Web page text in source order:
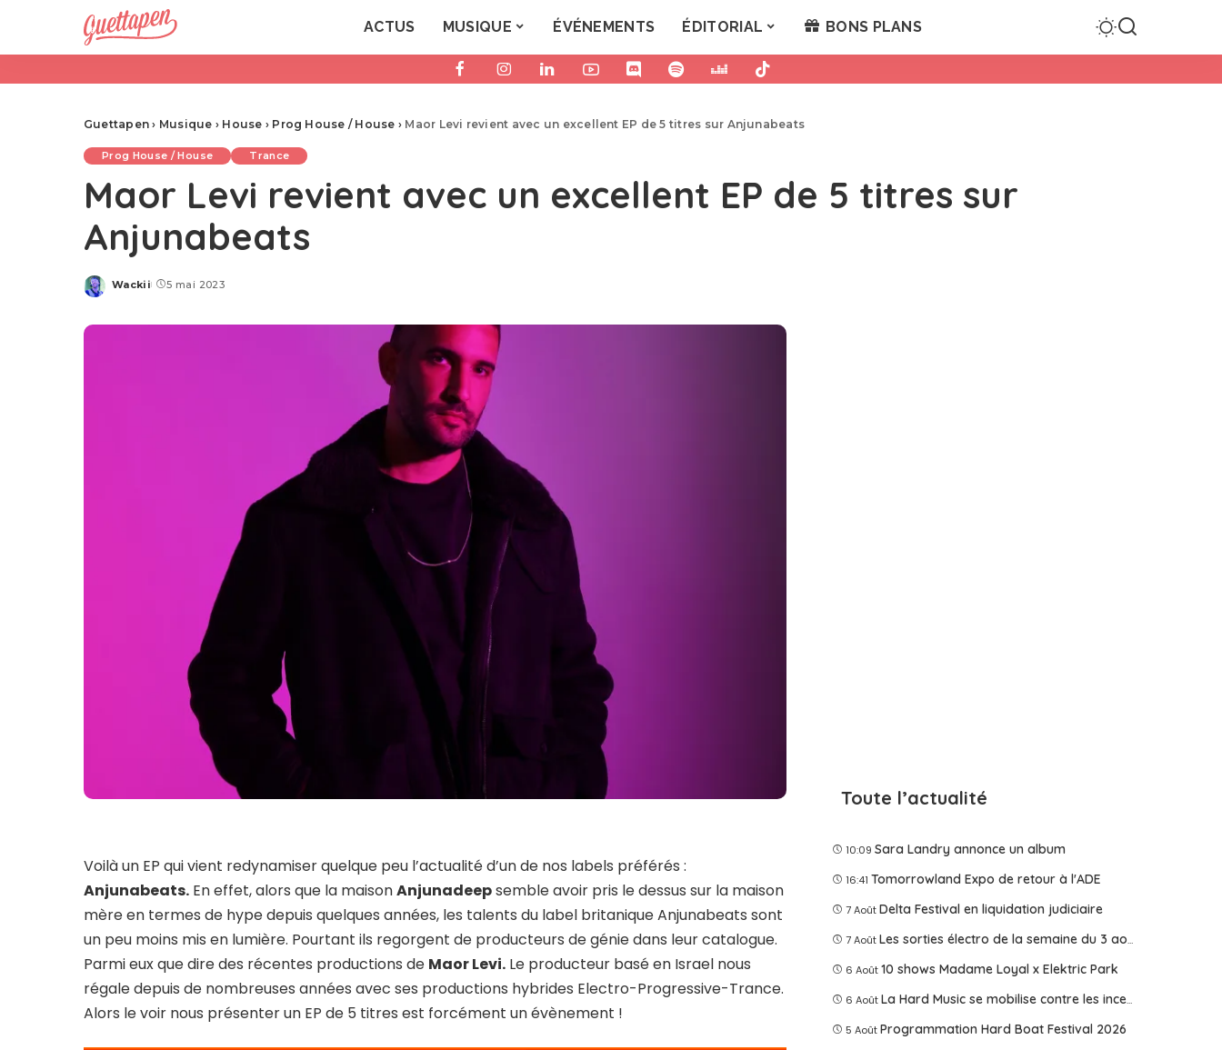
ACTUS MUSIQUE ÉVÉNEMENTS ÉDITORIAL BONS PLANS
Guettapen › Musique › House › Prog House / House › Maor Levi revient avec un excellent EP de 5 titres sur Anjunabeats
Prog House / House Trance
Maor Levi revient avec un excellent EP de 5 titres sur
Anjunabeats
Posted
Wackii 5 mai 2023
Voilà un EP qui vient redynamiser quelque peu l’actualité d’un de nos labels préférés :
Anjunabeats. En effet, alors que la maisonAnjunadeepsemble avoir pris le dessus sur la maison
mère en termes de hype depuis quelques années, les talents du label britanique Anjunabeats sont
un peu moins mis en lumière. Pourtant ils regorgent de producteurs de génie dans leur catalogue.
Parmi eux que dire des récentes productions de Maor Levi. Le producteur basé en Israel nous
régale depuis de nombreuses années avec ses productions hybrides Electro-Progressive-Trance.
Alors le voir nous présenter un EP de 5 titres est forcément un évènement !
Toute l’actualité
10:09 Sara Landry annonce un album
16:41 Tomorrowland Expo de retour à l'ADE
7 Août Delta Festival en liquidation judiciaire
7 Août Les sorties électro de la semaine du 3 août 2026
6 Août 10 shows Madame Loyal x Elektric Park
6 Août La Hard Music se mobilise contre les incendies
5 Août Programmation Hard Boat Festival 2026